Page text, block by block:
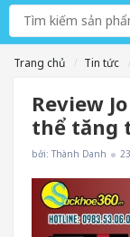
Trang chủ Tin tức
Review
thể tăng
bởi: Thành Danh